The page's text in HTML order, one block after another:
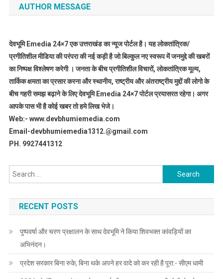
AUTHOR MESSAGE
देवभूमि Emedia 24×7 एक उत्तराखंड का न्यूज पोर्टल है। यह लोकतांत्रिक/
प्रगीतिशील मीडिया की परंपरा की नई कड़ी है जो बिल्कुल नए स्वरूप में जनमुद्दे की खबरों
का निष्पक्ष विश्लेषण करेगी । जनता के बीच प्रगीतिशील विचारों, लोकतांत्रिक मूल्य,
तार्किक क्षमता का प्रसार करना और स्थानीय, राष्ट्रीय और अंतराष्ट्रीय मुद्दों की लोगो के
बीच गहरी समझ बढ़ाने के लिए देवभूमि Emedia 24×7 पोर्टल प्रयासरत रहेगा। अगर
आपके पास भी है कोई खबर तो हमे लिख भेजे।
Web:- www.devbhumiemedia.com
Email-devbhumiemedia1312.@gmail.com
PH. 9927441312
Search
for:
RECENT POSTS
पुष्पवर्षा और चरण प्रक्षालन के साथ देवभूमि ने किया शिवभक्त कांवड़ियों का
अभिनंदन।
प्रदेश सरकार बिना रुके, बिना थके अपने हर वादे को कर रही है पूरा:- सीएम धामी